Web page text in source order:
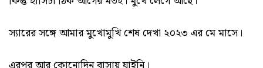
স্যারের সঙ্গে আমার মুখোমুখি শেষ দেখা ২০২৩ এর মে মাসে।